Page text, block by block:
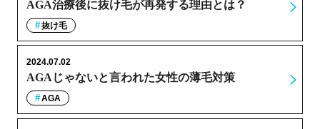
AGA治療後に抜け毛が再発する理由とは？
抜け毛
AGAじゃないと言われた女性の薄毛対策
2024.07.02
AGA